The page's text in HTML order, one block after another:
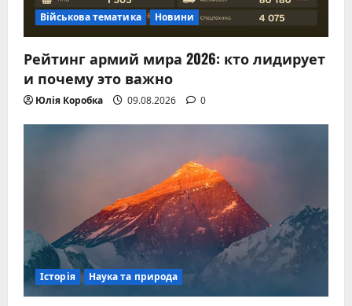
Військова тематика Новини
Рейтинг армий мира 2026: кто лидирует
и почему это важно
Юлія Коробка 09.08.2026 0
Історія Наука та природа